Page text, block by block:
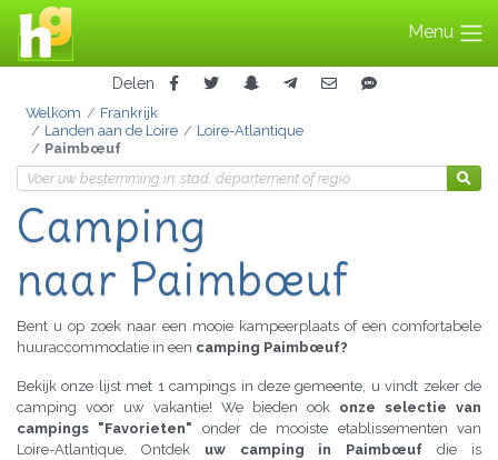
Menu
Delen
Welkom
Frankrijk
Landen aan de Loire
Loire-Atlantique
Paimbœuf
Camping
naar Paimbœuf
Bent u op zoek naar een mooie kampeerplaats of een comfortabele
huuraccommodatie in een camping Paimbœuf?
Bekijk onze lijst met 1 campings in deze gemeente, u vindt zeker de
camping voor uw vakantie! We bieden ook onze selectie van
campings "Favorieten" onder de mooiste etablissementen van
Loire-Atlantique. Ontdek uw camping in Paimbœuf die is